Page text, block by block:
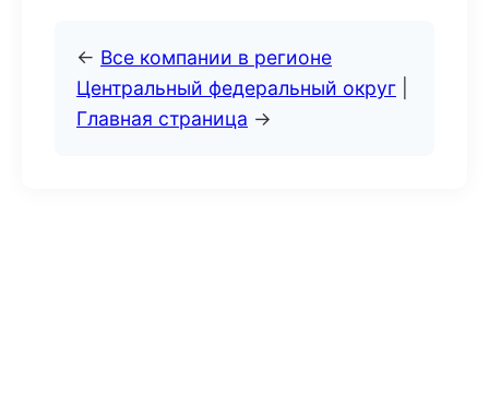
← Все компании в регионе
Центральный федеральный округ
Главная страница →